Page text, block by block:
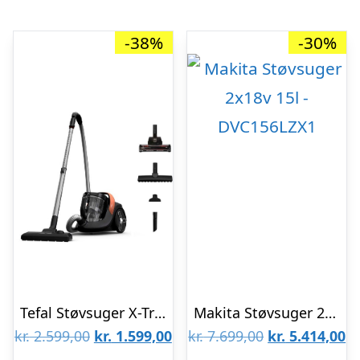
-38%
Tefal Støvsuger X-Trem Cyclonic Max Deep Clean
kr.2.599,00 Den
kr. 1.599,00Den
-30%
Makita Støvsuger 2x18v 15l – DVC156LZX1
kr.7.699,00 Den
kr. 5.414,00